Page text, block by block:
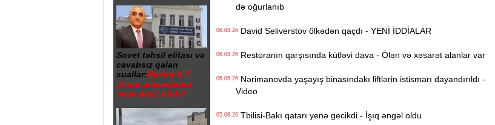
Sovet təhsil elitası və
cavabsız qalan
suallar:Rektor 6 il
sonra universitetə
necə daxil olub?
də oğurlanıb
06.08.26David Seliverstov ölkədən qaçdı - YENİ İDDİALAR
06.08.26Restoranın qarşısında kütləvi dava - Ölən və xəsarət alanlar var
06.08.26Nərimanovda yaşayış binasındakı liftlərin istismarı dayandırıldı -
Video
05.08.26Tbilisi-Bakı qatarı yenə gecikdi - İşıq əngəl oldu